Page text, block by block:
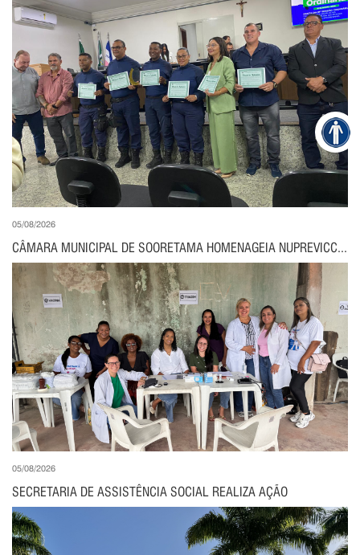
05/08/2026
CÂMARA MUNICIPAL DE SOORETAMA HOMENAGEIA NUPREVICC...
05/08/2026
SECRETARIA DE ASSISTÊNCIA SOCIAL REALIZA AÇÃO